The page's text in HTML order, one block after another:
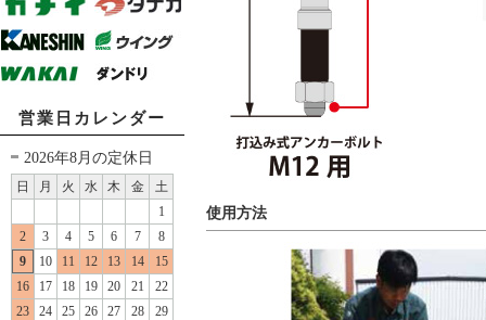
営業日カレンダー
2026年8月の定休日
日 月 火 水 木 金
土
1
2
3 4 5 6 7
8
9
10 11 12 13 14
15
16
17 18 19 20 21
22
23
24 25 26 27 28
29
使用方法